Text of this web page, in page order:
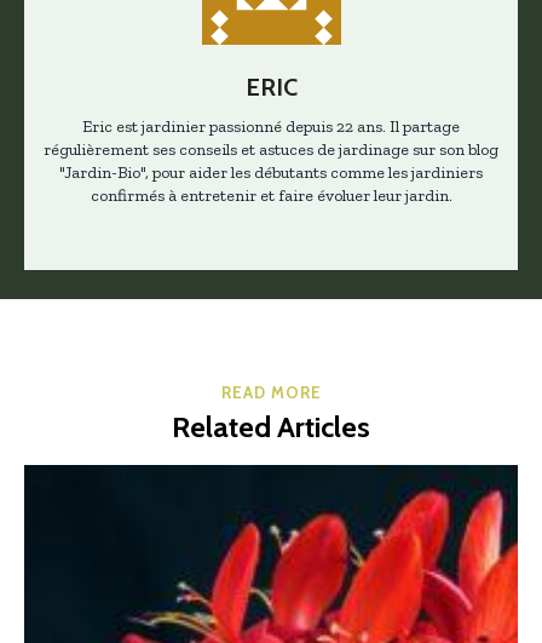
ERIC
Eric est jardinier passionné depuis 22 ans. Il partage
régulièrement ses conseils et astuces de jardinage sur son blog
"Jardin-Bio", pour aider les débutants comme les jardiniers
confirmés à entretenir et faire évoluer leur jardin.
READ MORE
Related Articles